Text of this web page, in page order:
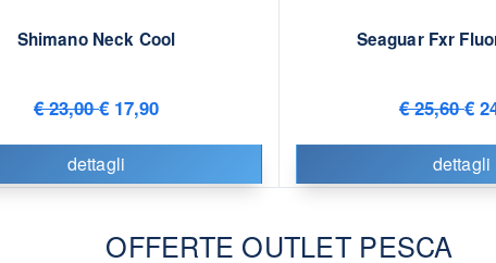
Shimano Neck Cool
€ 23,00€ 17,90
dettagli
Seaguar Fxr
€ 25,60€
dettagli
OFFERTE OUTLET PESCA